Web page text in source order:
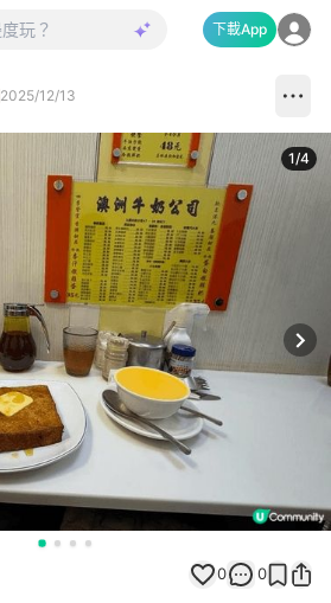
下載App
2025/12/13
1/4
0 0